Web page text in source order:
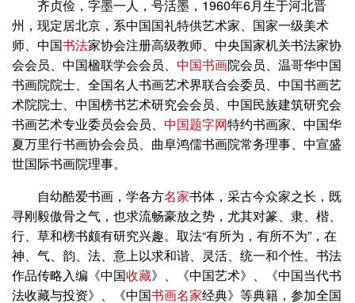
齐贞俭，字墨一人，号活墨，1960年6月生于河北晋
州，现定居北京，系中国国礼特供艺术家、国家一级美术
师、中国书法家协会注册高级教师、中央国家机关书法家协
会会员、中国楹联学会会员、 中国书画院会员、温哥华中国
书画院院士、全国名人书画艺术界联合会委员、中国书画艺
术院院士、中国榜书艺术研究会会员、中国民族建筑研究会
书画艺术专业委员会会员、 中国题字网特约书画家、中国华
夏万里行书画协会会员、曲阜鸿儒书画院常务理事、中宣盛
世国际书画院理事。
自幼酷爱书画，学各方名家书体，采古今众家之长，既
寻刚毅傲骨之气，也求流畅豪放之势，尤其对篆、隶、楷、
行、草和榜书颇有研究兴趣。取法“有所为，有所不为”，在
神、气、韵、法、意上以求和谐、灵活、统一和个性。书法
作品传略入编《中国收藏》、《中国艺术》、《中国当代书
法收藏与投资》、《中国书画名家经典》等典籍，参加全国